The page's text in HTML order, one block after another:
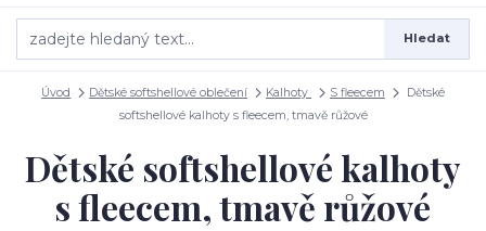
Hledat
Úvod Dětské softshellové oblečení Kalhoty S fleecem
Dětské
softshellové kalhoty s fleecem, tmavě růžové
Dětské softshellové kalhoty
s fleecem, tmavě růžové